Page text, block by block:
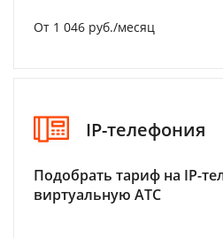
От 1 046 руб./месяц
IP-телефония
Подобрать тариф на IP-
виртуальную АТС